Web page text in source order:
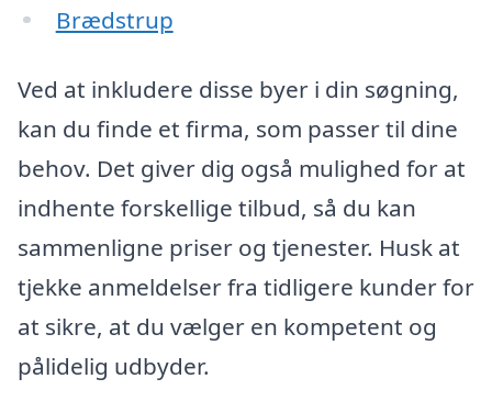
Brædstrup
Ved at inkludere disse byer i din søgning,
kan du finde et firma, som passer til dine
behov. Det giver dig også mulighed for at
indhente forskellige tilbud, så du kan
sammenligne priser og tjenester. Husk at
tjekke anmeldelser fra tidligere kunder for
at sikre, at du vælger en kompetent og
pålidelig udbyder.